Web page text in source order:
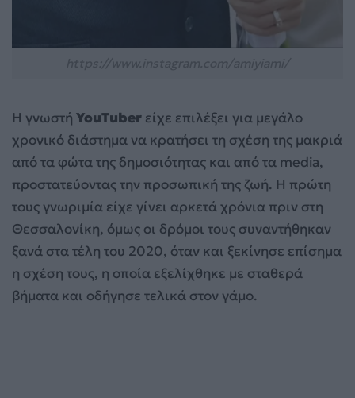
Η γνωστή YouTuber είχε επιλέξει για μεγάλο
χρονικό διάστημα να κρατήσει τη σχέση της μακριά
από τα φώτα της δημοσιότητας και από τα media,
προστατεύοντας την προσωπική της ζωή. Η πρώτη
τους γνωριμία είχε γίνει αρκετά χρόνια πριν στη
Θεσσαλονίκη, όμως οι δρόμοι τους συναντήθηκαν
ξανά στα τέλη του 2020, όταν και ξεκίνησε επίσημα
η σχέση τους, η οποία εξελίχθηκε με σταθερά
βήματα και οδήγησε τελικά στον γάμο.